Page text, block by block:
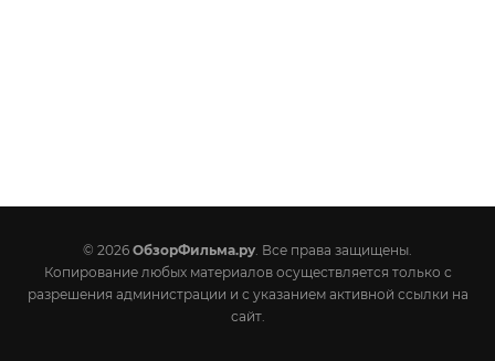
© 2026 ОбзорФильма.ру. Все права защищены.
Копирование любых материалов осуществляется только с
разрешения администрации и с указанием активной ссылки на
сайт.